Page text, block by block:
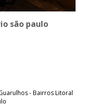
são paulo
- BairrosLitoral